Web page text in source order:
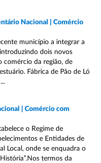
Nacional | Comércio
município a integrar a
dois novos
comércio da região, de
Fábrica de Pão de Ló
| Comércio com
o Regime de
e Entidades de
Local, onde se enquadra o
termos da